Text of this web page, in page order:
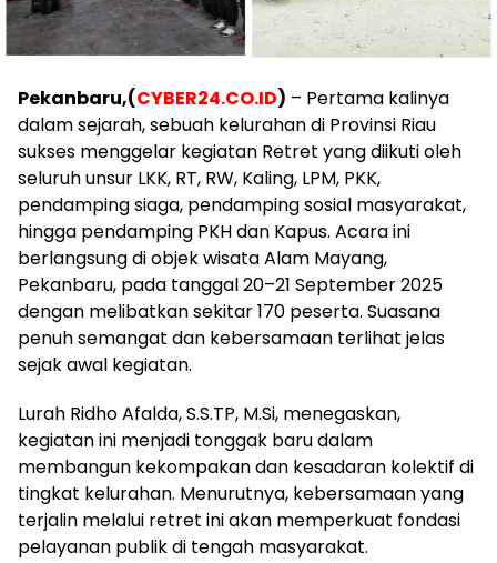
Pekanbaru,(CYBER24.CO.ID) – Pertama kalinya
dalam sejarah, sebuah kelurahan di Provinsi Riau
sukses menggelar kegiatan Retret yang diikuti oleh
seluruh unsur LKK, RT, RW, Kaling, LPM, PKK,
pendamping siaga, pendamping sosial masyarakat,
hingga pendamping PKH dan Kapus. Acara ini
berlangsung di objek wisata Alam Mayang,
Pekanbaru, pada tanggal 20–21 September 2025
dengan melibatkan sekitar 170 peserta. Suasana
penuh semangat dan kebersamaan terlihat jelas
sejak awal kegiatan.
Lurah Ridho Afalda, S.S.TP, M.Si, menegaskan,
kegiatan ini menjadi tonggak baru dalam
membangun kekompakan dan kesadaran kolektif di
tingkat kelurahan. Menurutnya, kebersamaan yang
terjalin melalui retret ini akan memperkuat fondasi
pelayanan publik di tengah masyarakat.